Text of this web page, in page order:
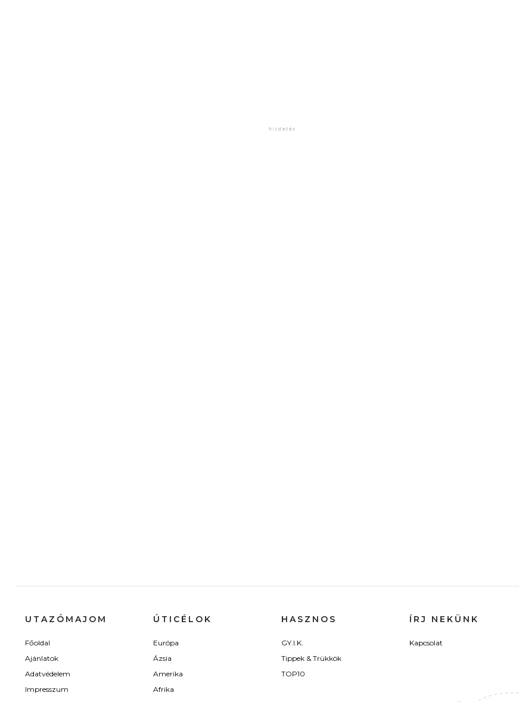
UTAZÓMAJOM
Főoldal
Ajánlatok
Adatvédelem
Impresszum
ÚTICÉLOK
Európa
Ázsia
Amerika
Afrika
HASZNOS
GY.I.K.
Tippek & Trükkök
TOP10
ÍRJ NEKÜNK
Kapcsolat